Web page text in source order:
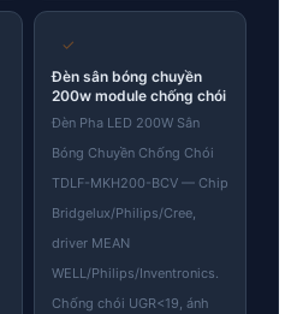
✓
Đèn sân bóng chuyền
200w module chống chói
Đèn Pha LED 200W Sân
Bóng Chuyền Chống Chói
TDLF-MKH200-BCV — Chip
Bridgelux/Philips/Cree,
driver MEAN
WELL/Philips/Inventronics.
Chống chói UGR<19, ánh